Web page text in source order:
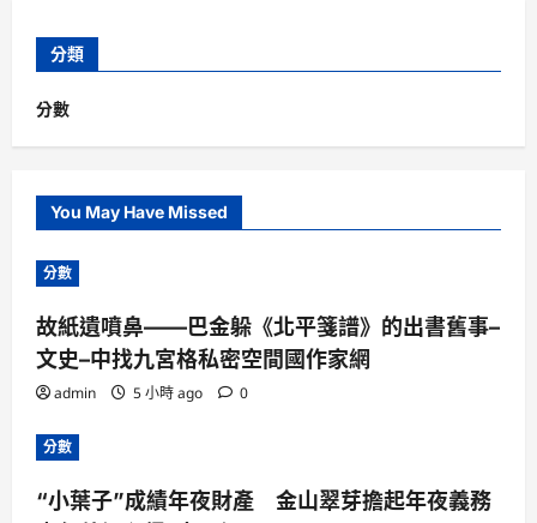
分類
分數
You May Have Missed
分數
故紙遺噴鼻——巴金躲《北平箋譜》的出書舊事–
文史–中找九宮格私密空間國作家網
admin 5 小時 ago 0
分數
“小葉子”成績年夜財產 金山翠芽擔起年夜義務